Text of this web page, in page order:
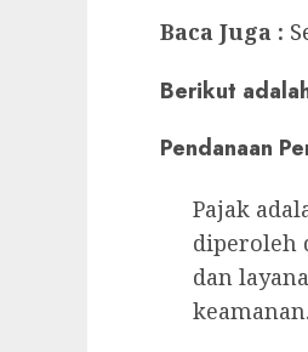
Baca Juga :
Berikut
Pendanaan
Pajak
diperoleh
dan
keamanan.